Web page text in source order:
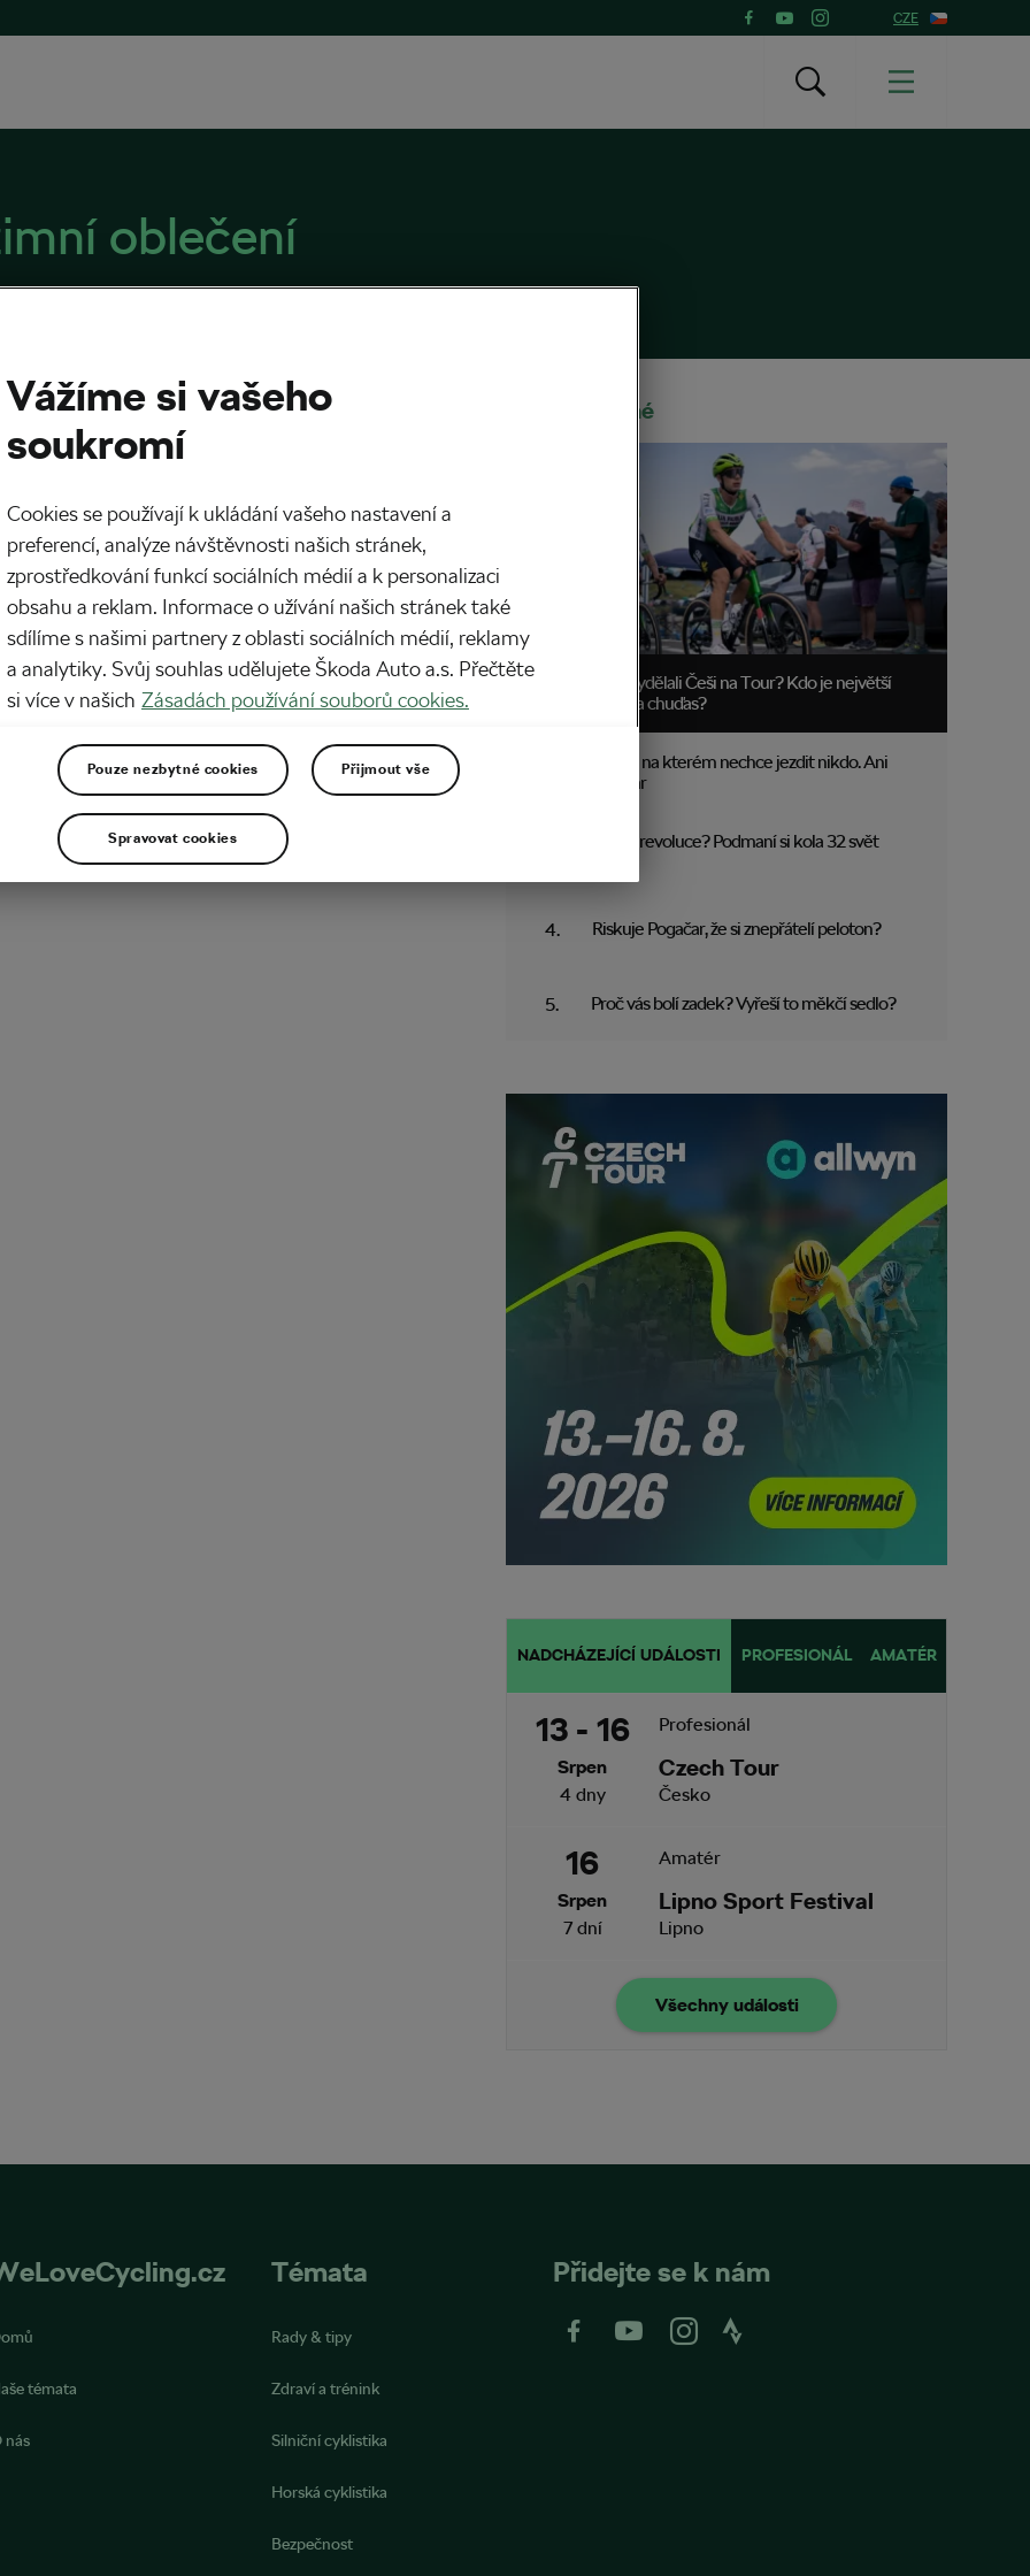
CZE
oblečení
ale vysmátí. Formuje zimní cyklistika
cyklistika
dneška je malý technologický zázrak: teplé, nepromokavé, přitom stále
k tomu aerodynamické a ještě stylové. Ale před pár dekádami? Zima a déšť
cyklisty, a přežít znamenalo spoléhat se spíš na improvizaci a tvrdou vůli
Styl často dostával…
se jako Mathieu van der Poel
v 13:10
5 minut čtení
a chcete si radost z jízdy dopřát i v chladných podzimních či zimních
zvolit správné oblečení a máte vystaráno. Nechte se inspirovat kupříkladu
reprezentaci či hvězdným Mathieu…
Doporučené
Kolik vydělali Češi na Tour? Kdo je největší
boháč a chuďas?
Trakař, na kterém nechce jezdit nikdo. Ani
Pogačar
Blíží se revoluce? Podmaní si kola 32 svět
Riskuje Pogačar, že si znepřátelí peloton?
Proč vás bolí zadek? Vyřeší to měkčí sedlo?
NADCHÁZEJÍCÍ UDÁLOSTI PROFESIONÁL AMATÉR
13 - 16
Srpen
4 dny
Profesionál
Czech Tour
Česko
16
Srpen
7 dní
Amatér
Lipno Sport Festival
Lipno
Všechny události
témata
nás
Témata
Rady & tipy
Zdraví a trénink
Silniční cyklistika
Horská cyklistika
Bezpečnost
Přidejte se k nám
Vážíme si vašeho
soukromí
Cookies se používají k ukládání vašeho nastavení a
preferencí, analýze návštěvnosti našich stránek,
zprostředkování funkcí sociálních médií a k personalizaci
obsahu a reklam. Informace o užívání našich stránek také
sdílíme s našimi partnery z oblasti sociálních médií, reklamy
a analytiky. Svůj souhlas udělujete Škoda Auto a.s. Přečtěte
si více v našich Zásadách používání souborů cookies.
Pouze nezbytné cookies Přijmout vše
Spravovat cookies